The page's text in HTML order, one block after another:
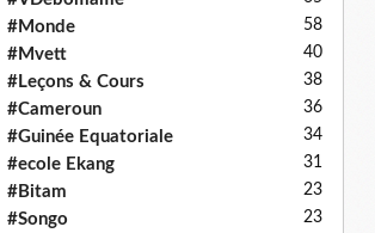
#Monde 58
#Mvett 40
#Leçons & Cours 38
#Cameroun 36
#Guinée Equatoriale 34
#ecole Ekang 31
#Bitam 23
#Songo 23